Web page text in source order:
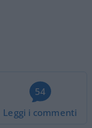
54
Leggi i commenti